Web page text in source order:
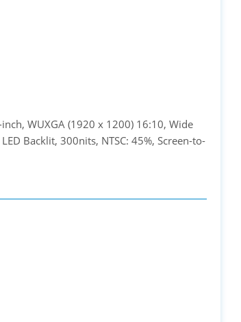
WUXGA (1920 x 1200) 16:10, Wide
Backlit, 300nits, NTSC: 45%, Screen-to-